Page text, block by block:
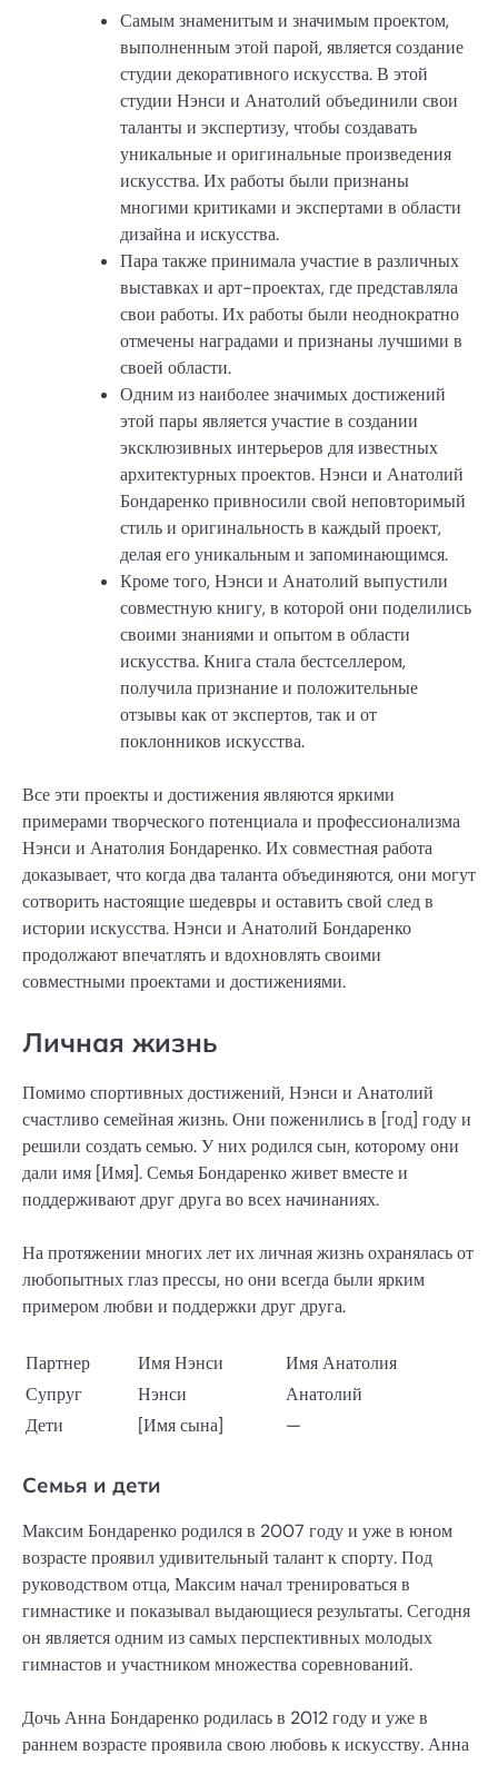
Самым знаменитым и значимым проектом,
выполненным этой парой, является создание
студии декоративного искусства. В этой
студии Нэнси и Анатолий объединили свои
таланты и экспертизу, чтобы создавать
уникальные и оригинальные произведения
искусства. Их работы были признаны
многими критиками и экспертами в области
дизайна и искусства.
Пара также принимала участие в различных
выставках и арт-проектах, где представляла
свои работы. Их работы были неоднократно
отмечены наградами и признаны лучшими в
своей области.
Одним из наиболее значимых достижений
этой пары является участие в создании
эксклюзивных интерьеров для известных
архитектурных проектов. Нэнси и Анатолий
Бондаренко привносили свой неповторимый
стиль и оригинальность в каждый проект,
делая его уникальным и запоминающимся.
Кроме того, Нэнси и Анатолий выпустили
совместную книгу, в которой они поделились
своими знаниями и опытом в области
искусства. Книга стала бестселлером,
получила признание и положительные
отзывы как от экспертов, так и от
поклонников искусства.
Все эти проекты и достижения являются яркими
примерами творческого потенциала и профессионализма
Нэнси и Анатолия Бондаренко. Их совместная работа
доказывает, что когда два таланта объединяются, они могут
сотворить настоящие шедевры и оставить свой след в
истории искусства. Нэнси и Анатолий Бондаренко
продолжают впечатлять и вдохновлять своими
совместными проектами и достижениями.
Личная жизнь
Помимо спортивных достижений, Нэнси и Анатолий
счастливо семейная жизнь. Они поженились в [год] году и
решили создать семью. У них родился сын, которому они
дали имя [Имя]. Семья Бондаренко живет вместе и
поддерживают друг друга во всех начинаниях.
На протяжении многих лет их личная жизнь охранялась от
любопытных глаз прессы, но они всегда были ярким
примером любви и поддержки друг друга.
Партнер Имя Нэнси
Имя Анатолия
Супруг
Нэнси
Анатолий
Дети
[Имя сына] —
Семья и дети
Максим Бондаренко родился в 2007 году и уже в юном
возрасте проявил удивительный талант к спорту. Под
руководством отца, Максим начал тренироваться в
гимнастике и показывал выдающиеся результаты. Сегодня
он является одним из самых перспективных молодых
гимнастов и участником множества соревнований.
Дочь Анна Бондаренко родилась в 2012 году и уже в
раннем возрасте проявила свою любовь к искусству. Анна